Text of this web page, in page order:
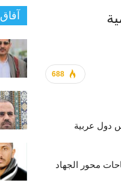
688
دول عربية
محور الجهاد
آفاق